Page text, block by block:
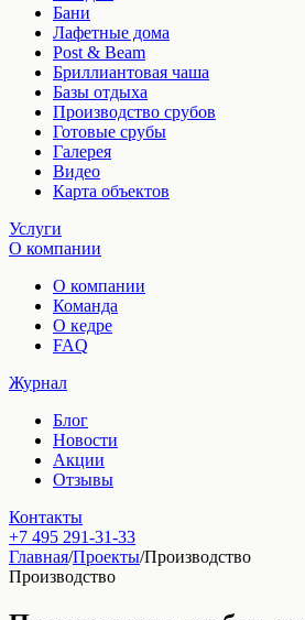
Бани
Лафетные дома
Post & Beam
Бриллиантовая чаша
Базы отдыха
Производство срубов
Готовые срубы
Галерея
Видео
Карта объектов
Услуги
О компании
О компании
Команда
О кедре
FAQ
Журнал
Блог
Новости
Акции
Отзывы
Контакты
+7 495 291-31-33
Главная/Проекты/Производство
Производство